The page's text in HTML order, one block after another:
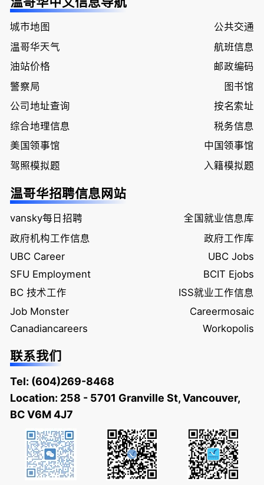
城市地图
公共交通
温哥华天气
航班信息
油站价格
邮政编码
警察局
图书馆
公司地址查询
按名索址
综合地理信息
税务信息
美国领事馆
中国领事馆
驾照模拟题
入籍模拟题
温哥华招聘信息网站
vansky每日招聘
全国就业信息库
政府机构工作信息
政府工作库
UBC Career
UBC Jobs
SFU Employment
BCIT Ejobs
BC 技术工作
ISS就业工作信息
Job Monster
Careermosaic
Canadiancareers
Workopolis
联系我们
Tel: (604)269-8468
Location: 258 - 5701 Granville St, Vancouver,
BC V6M 4J7